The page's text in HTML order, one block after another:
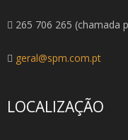
265 706 265 (chamada
geral@spm.com.pt
LOCALIZAÇÃO